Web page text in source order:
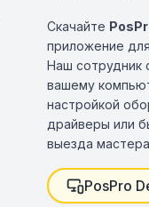
Скачайте
приложение
Наш сотрудник
вашему
настройкой
драйверы или
выезда
PosPro